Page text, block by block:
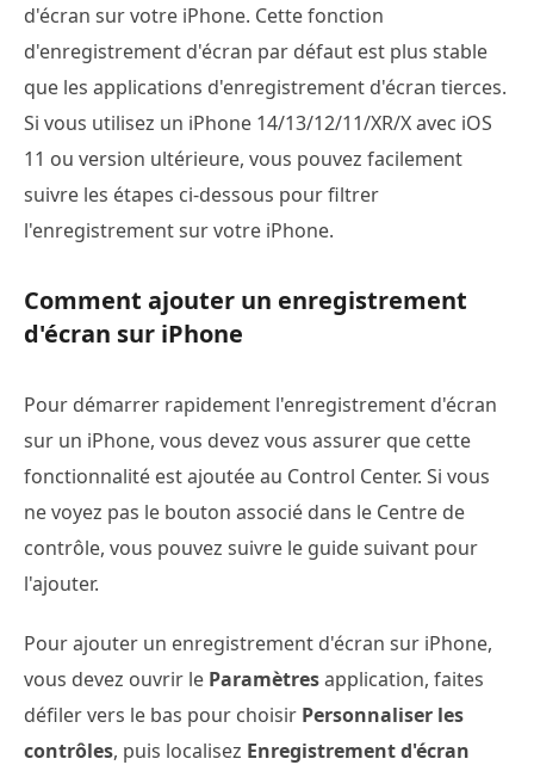
d'écran sur votre iPhone. Cette fonction
d'enregistrement d'écran par défaut est plus stable
que les applications d'enregistrement d'écran tierces.
Si vous utilisez un iPhone 14/13/12/11/XR/X avec iOS
11 ou version ultérieure, vous pouvez facilement
suivre les étapes ci-dessous pour filtrer
l'enregistrement sur votre iPhone.
Comment ajouter un enregistrement
d'écran sur iPhone
Pour démarrer rapidement l'enregistrement d'écran
sur un iPhone, vous devez vous assurer que cette
fonctionnalité est ajoutée au Control Center. Si vous
ne voyez pas le bouton associé dans le Centre de
contrôle, vous pouvez suivre le guide suivant pour
l'ajouter.
Pour ajouter un enregistrement d'écran sur iPhone,
vous devez ouvrir le Paramètresapplication, faites
défiler vers le bas pour choisir Personnaliser les
contrôles, puis localisez Enregistrement d'écran